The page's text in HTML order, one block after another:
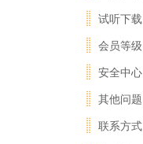
试听下载
会员等级
安全中心
其他问题
联系方式